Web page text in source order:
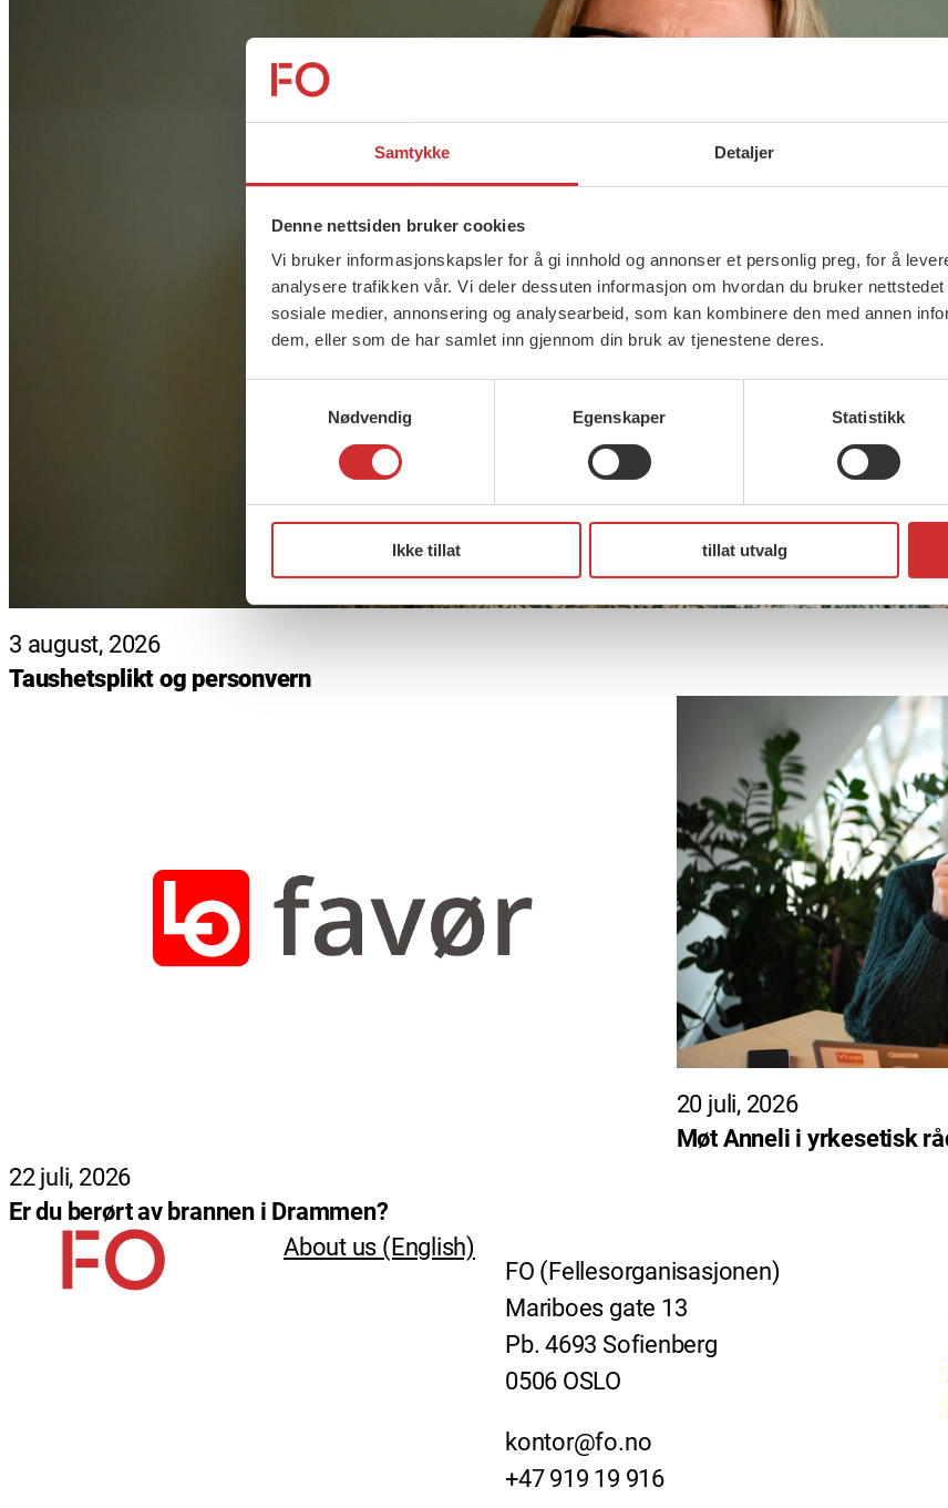
Samtykke Detaljer
Denne nettsiden bruker cookies
Vi bruker informasjonskapsler for å gi innhold og annonser et personlig preg, for å
analysere trafikken vår. Vi deler dessuten informasjon om hvordan du bruker
sosiale medier, annonsering og analysearbeid, som kan kombinere den med annen
dem, eller som de har samlet inn gjennom din bruk av tjenestene deres.
Nødvendig
Egenskaper Statistikk
Ikke tillat tillat utvalg
3 august, 2026
Taushetsplikt og personvern
22 juli, 2026
Er du berørt av brannen i Drammen?
20 juli, 2026
Møt Anneli i yrkesetisk
About us (English)
FO (Fellesorganisasjonen)
Mariboes gate 13
Pb. 4693 Sofienberg
0506 OSLO
kontor@fo.no
+47 919 19 916